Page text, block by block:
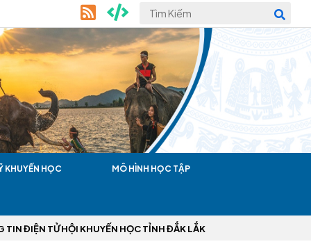
KHUYẾN HỌC MÔ HÌNH HỌC TẬP
HỘI KHUYẾN HỌC TỈNH ĐẮK LẮK
ĐẠI HỘI ĐẠI BIỂU HỘI KHUYẾN HỌC TỈNH
ĐẮK LẮK LẦN THỨ I, NHIỆM KỲ 2026 – 2031
ĐÃ THÀNH CÔNG RẤT TỐT ĐẸP
(22/06/2026)
THÁNG NĂM, NHIỀU HKH CẤP XÃ ĐÃ TỔ
CHỨC THÀNH CÔNG ĐẠI HỘI LẦN THỨ
NHẤT, NHIỆM KỲ 2026 - 2031
TIN NHANH ĐẠI HỘI ĐẠI BIỂU HỘI KHUYẾN
HỌC XÃ, PHƯỜNG THÁNG 4 NĂM 2026